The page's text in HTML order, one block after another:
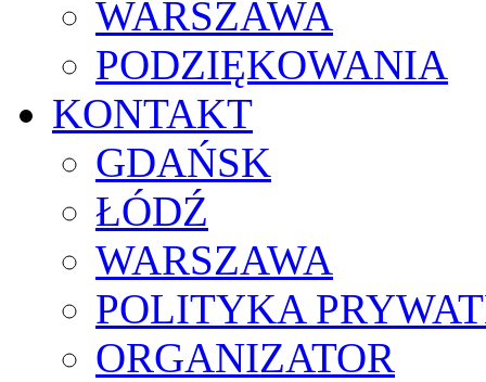
WARSZAWA
PODZIĘKOWANIA
KONTAKT
GDAŃSK
ŁÓDŹ
WARSZAWA
POLITYKA
ORGANIZATOR